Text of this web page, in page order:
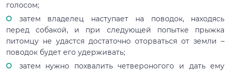
голосом;
затем владелец наступает на поводок, находясь
перед собакой, и при следующей попытке прыжка
питомцу не удастся достаточно оторваться от земли –
поводок будет его удерживать;
затем нужно похвалить четвероногого и дать ему